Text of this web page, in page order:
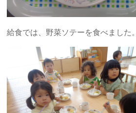
給食では、野菜ソテーを食べました。